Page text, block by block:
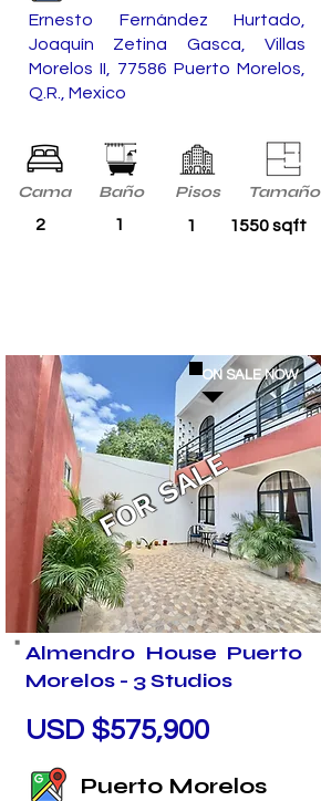
Ernesto Fernández Hurtado,
Joaquín Zetina Gasca, Villas
Morelos II, 77586 Puerto Morelos,
Q.R., Mexico
Cama Baño Pisos Tamaño
2 1 1 1550 sqft
ON SALE NOW
FOR SALE
Almendro House Puerto
Morelos - 3 Studios
USD $575,900
Puerto Morelos